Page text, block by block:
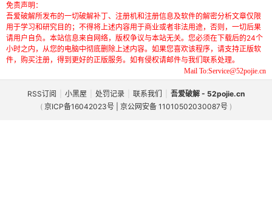
免责声明：
吾爱破解所发布的一切破解补丁、注册机和注册信息及软件的解密分析文章仅限
用于学习和研究目的；不得将上述内容用于商业或者非法用途，否则，一切后果
请用户自负。本站信息来自网络，版权争议与本站无关。您必须在下载后的24个
小时之内，从您的电脑中彻底删除上述内容。如果您喜欢该程序，请支持正版软
件，购买注册，得到更好的正版服务。如有侵权请邮件与我们联系处理。
Mail To:Service@52pojie.cn
RSS订阅 小黑屋 处罚记录 联系我们
吾爱破解 - 52pojie.cn
( 京ICP备16042023号 | 京公网安备 11010502030087号 )